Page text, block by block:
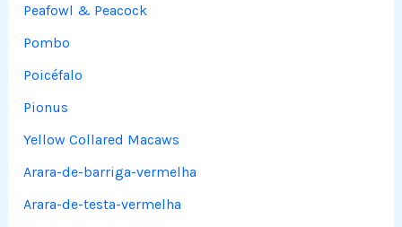
Peafowl & Peacock
Pombo
Poicéfalo
Pionus
Yellow Collared Macaws
Arara-de-barriga-vermelha
Arara-de-testa-vermelha